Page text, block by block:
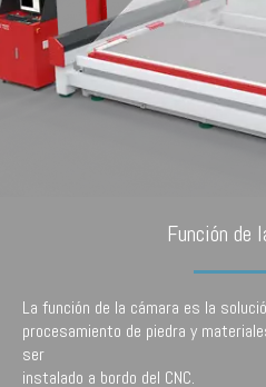
Función de
La función de la cámara es la
procesamiento de piedra y
ser
instalado a bordo del CNC.